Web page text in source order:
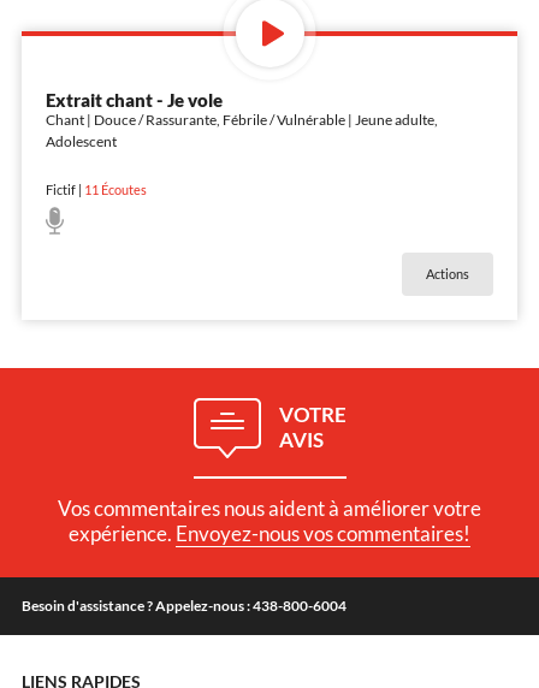
Extrait chant - Je vole
Chant | Douce / Rassurante, Fébrile / Vulnérable | Jeune adulte,
Adolescent
Fictif| 11 Écoutes
Actions
VOTRE
AVIS
Vos commentaires nous aident à améliorer votre
expérience. Envoyez-nous vos commentaires!
Besoin d'assistance ? Appelez-nous : 438-800-6004
LIENS RAPIDES